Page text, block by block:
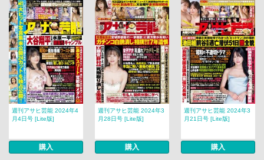
週刊アサヒ芸能 2024年4
月4日号 [Lite版]
購入
週刊アサヒ芸能 2024年3
月28日号 [Lite版]
購入
週刊アサヒ芸能 2024年3
月21日号 [Lite版]
購入